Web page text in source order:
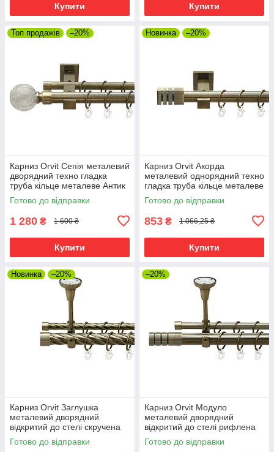
Купити Купити
Топ продажів –20%
Карниз Orvit Сепія металевий
дворядний техно гладка
труба кільце металеве Антик
25\19 мм 160 см (00-
00026044)
Готово до відправки
1 280 ₴ 1 600 ₴
Купити
Новинка –20%
Карниз Orvit Акорда
металевий однорядний техно
гладка труба кільце металеве
Антик 25 мм 160 см (00-
00025800)
Готово до відправки
853 ₴ 1 066,25 ₴
Купити
Новинка –20%
Карниз Orvit Заглушка
металевий дворядний
відкритий до стелі скручена
труба кільце металеве Антик
25\16 мм 160 см (00-
Готово до відправки
–20%
Карниз Orvit Модуло
металевий дворядний
відкритий до стелі рифлена
труба кільце металеве Антик
25\16 мм 160 см (00-
Готово до відправки